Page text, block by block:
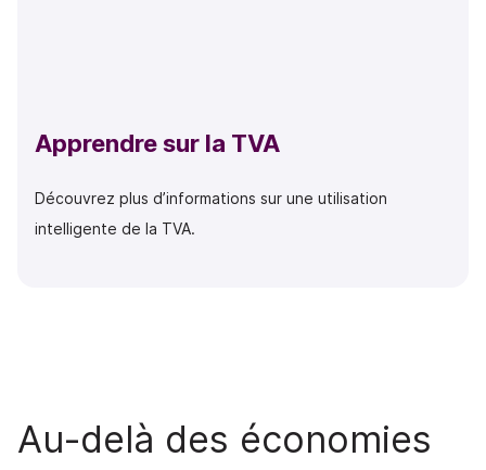
Apprendre sur la TVA
Découvrez plus d’informations sur une utilisation
intelligente de la TVA.
Au-delà des économies